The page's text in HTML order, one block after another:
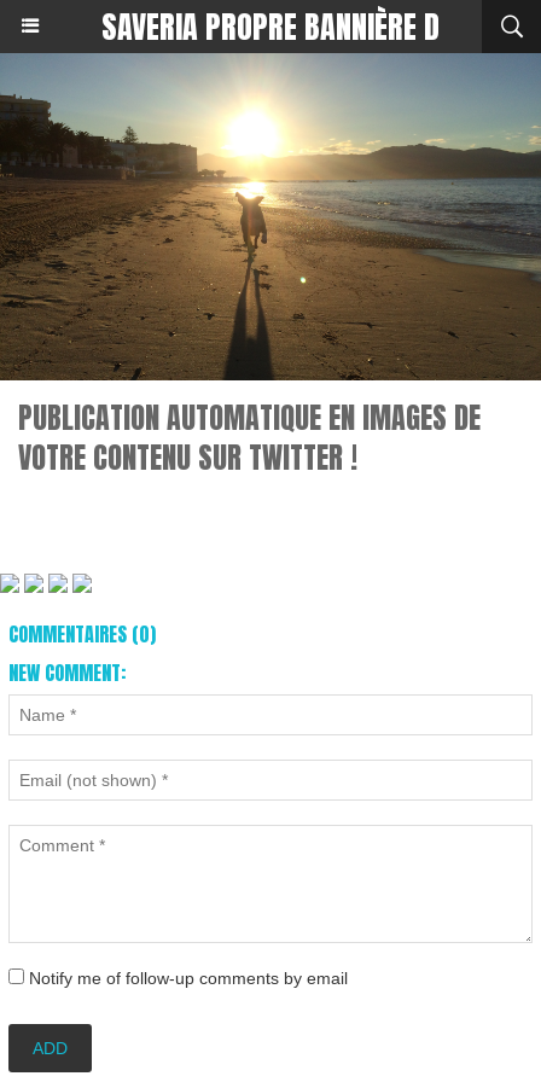
SAVERIA PROPRE BANNIÈRE D
PUBLICATION AUTOMATIQUE EN IMAGES DE
VOTRE CONTENU SUR TWITTER !
COMMENTAIRES (0)
NEW COMMENT:
Notify me of follow-up comments by email
ADD